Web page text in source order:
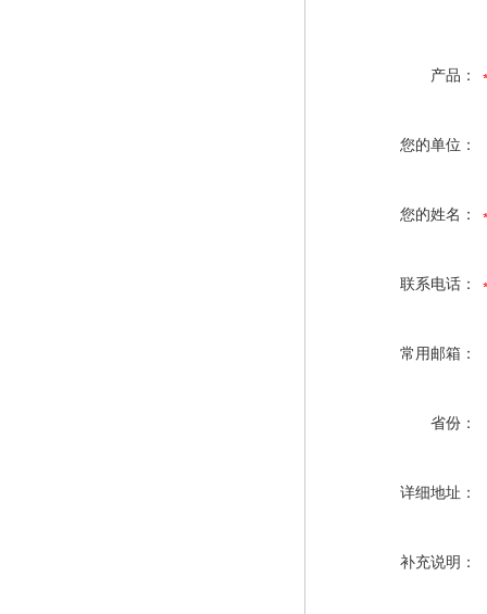
产品：
您的单位：
您的姓名：
联系电话：
常用邮箱：
省份：
详细地址：
补充说明：